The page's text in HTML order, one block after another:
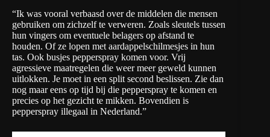
“Ik was vooral verbaasd over de middelen die mensen
gebruiken om zichzelf te verweren. Zoals sleutels tussen
hun vingers om eventuele belagers op afstand te
houden. Of ze lopen met aardappelschilmesjes in hun
tas. Ook busjes pepperspray komen voor. Vrij
agressieve maatregelen die weer meer geweld kunnen
uitlokken. Je moet in een split second beslissen. Zie dan
nog maar eens op tijd bij die pepperspray te komen en
precies op het gezicht te mikken. Bovendien is
pepperspray illegaal in Nederland.”